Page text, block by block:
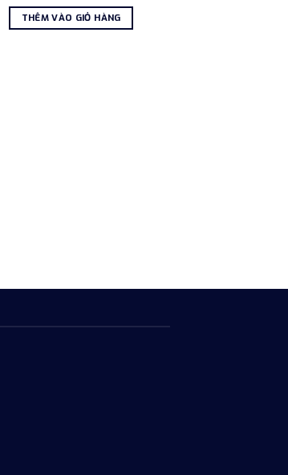
là:
3.950.000 ₫.
THÊM VÀO GIỎ HÀNG